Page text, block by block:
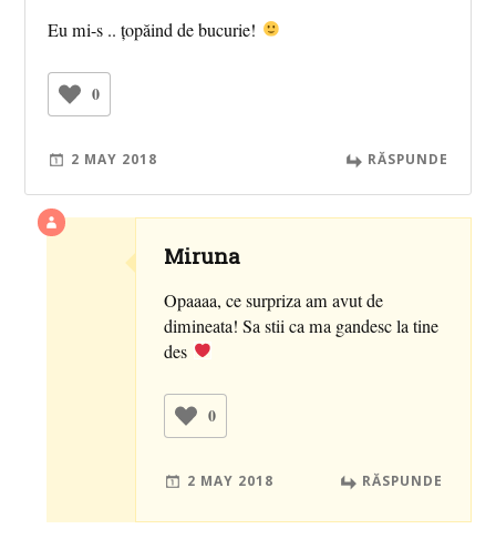
Eu mi-s .. țopăind de bucurie!
0
2 MAY 2018 RĂSPUNDE
Miruna
Opaaaa, ce surpriza am avut de
dimineata! Sa stii ca ma gandesc la tine
des
0
2 MAY 2018 RĂSPUNDE